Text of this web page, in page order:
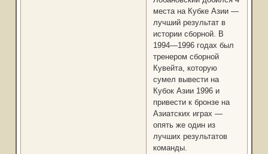
места на Кубке Азии —
лучший результат в
истории сборной. В
1994—1996 годах был
тренером сборной
Кувейта, которую
сумел вывести на
Кубок Азии 1996 и
привести к бронзе на
Азиатских играх —
опять же один из
лучших результатов
команды.